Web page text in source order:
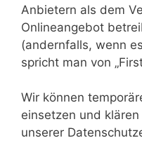
Anbietern als dem
Onlineangebot
(andernfalls, wenn
spricht man von
Wir können
einsetzen und
unserer